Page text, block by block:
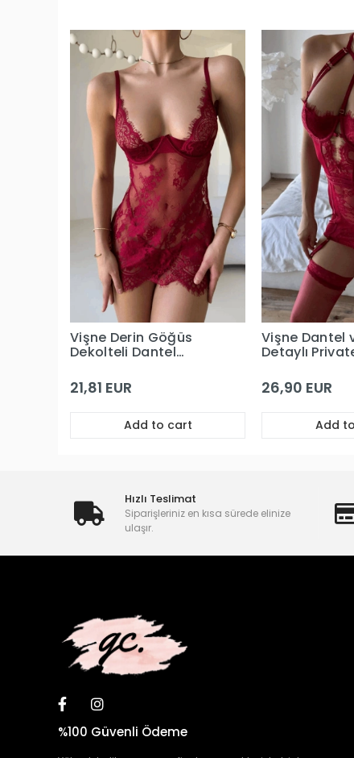
Vişne Derin Göğüs
Dekolteli Dantel
21,81 EUR
Add to cart
Vişne Dantel
Detaylı
26,90 EUR
Add
Hızlı Teslimat
Siparişleriniz en kısa sürede elinize
ulaşır.
%100 Güvenli Ödeme